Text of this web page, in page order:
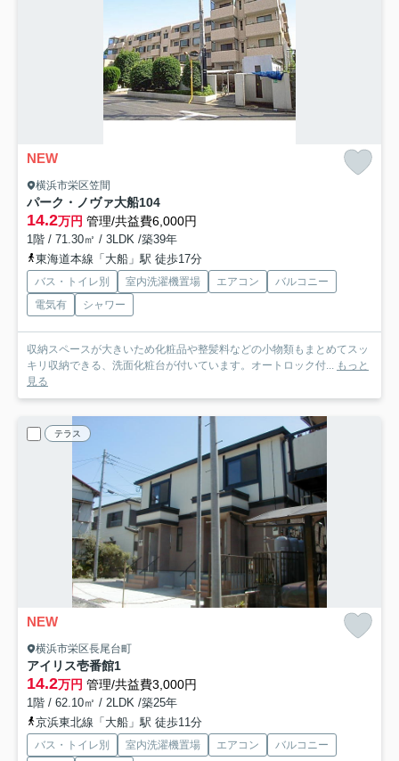
NEW
横浜市栄区笠間
パーク・ノヴァ大船104
14.2万円 管理/共益費6,000円
1階 / 71.30㎡ / 3LDK /築39年
東海道本線「大船」駅 徒歩17分
バス・トイレ別 室内洗濯機置場 エアコン
バルコニー
電気有
シャワー
収納スペースが大きいため化粧品や整髪料などの小物類もまとめてスッ
キリ収納できる、洗面化粧台が付いています。オートロック付... もっと
見る
テラス
NEW
横浜市栄区長尾台町
アイリス壱番館1
14.2万円 管理/共益費3,000円
1階 / 62.10㎡ / 2LDK /築25年
京浜東北線「大船」駅 徒歩11分
バス・トイレ別 室内洗濯機置場 エアコン
バルコニー